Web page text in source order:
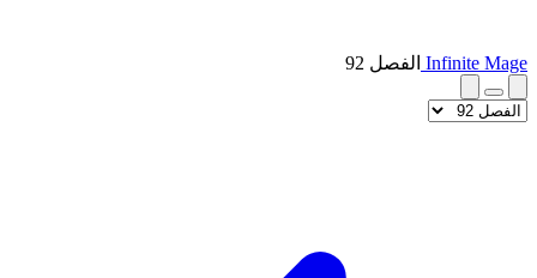
Infinite Mage الفصل 92